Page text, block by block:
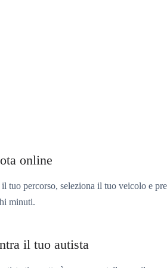
online
il tuo percorso, seleziona il tuo veicolo e
minuti.
il tuo autista